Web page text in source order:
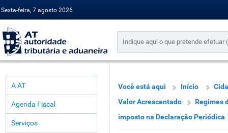
Sexta-feira, 7 agosto 2026
A AT
Agenda Fiscal
Serviços
Você está aqui Início
Valor Acrescentado
Regimes
imposto na Declaração Periódica